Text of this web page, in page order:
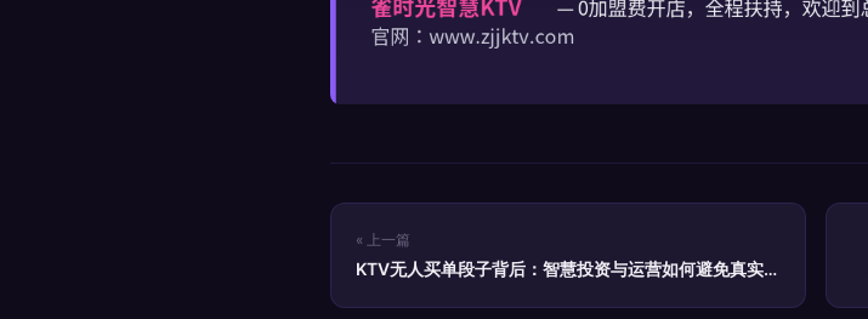
« 上一篇
KTV无人买单段子背后：智慧投资与运营如何避免真实尴